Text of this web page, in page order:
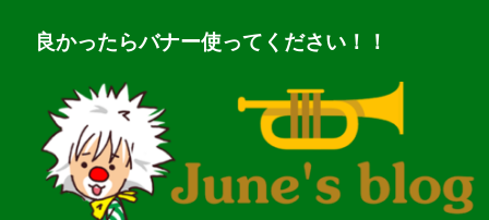
良かったらバナー使ってください！！